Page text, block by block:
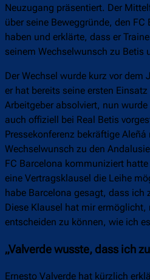
Neuzugang präsentiert. Der
über seine Beweggründe, den FC
haben und erklärte, dass er
seinem Wechselwunsch zu Betis
Der Wechsel wurde kurz vor dem
er hat bereits seine ersten
Arbeitgeber absolviert, nun
auch offiziell bei Real Betis
Pressekonferenz bekräftige
Wechselwunsch zu den
FC Barcelona kommuniziert
eine Vertragsklausel die Leihe
habe Barcelona gesagt, dass ich
Diese Klausel hat mir ermöglicht,
entscheiden zu können, wie ich
„Valverde wusste, dass ich
Ernesto Valverde hat kürzlich